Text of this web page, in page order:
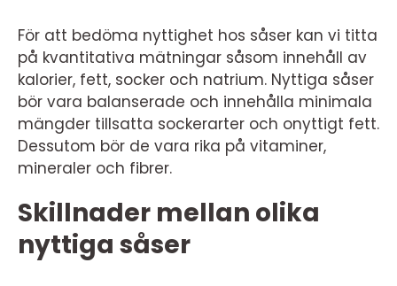
För att bedöma nyttighet hos såser kan vi titta
på kvantitativa mätningar såsom innehåll av
kalorier, fett, socker och natrium. Nyttiga såser
bör vara balanserade och innehålla minimala
mängder tillsatta sockerarter och onyttigt fett.
Dessutom bör de vara rika på vitaminer,
mineraler och fibrer.
Skillnader mellan olika
nyttiga såser